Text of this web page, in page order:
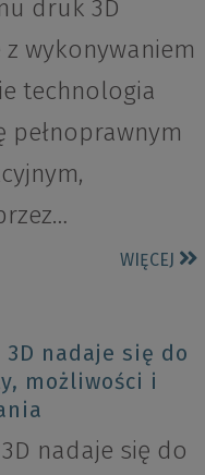
druk 3D
z wykonywaniem
technologia
pełnoprawnym
WIĘCEJ
nadaje się do
możliwości i
nadaje się do